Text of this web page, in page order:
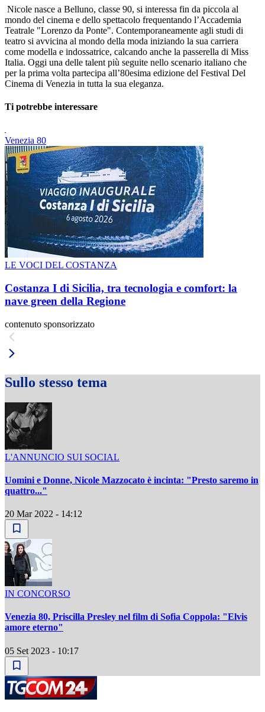
Nicole nasce a Belluno, classe 90, si interessa fin da piccola al
mondo del cinema e dello spettacolo frequentando l’Accademia
Teatrale "Lorenzo da Ponte". Contemporaneamente agli studi di
teatro si avvicina al mondo della moda iniziando la sua carriera
come modella e indossatrice, calcando anche la passerella di Miss
Italia. Oggi una delle talent più seguite nello scenario italiano che
per la prima volta partecipa all’80esima edizione del Festival Del
Cinema di Venezia in tutta la sua eleganza.
Ti potrebbe interessare
Venezia 80
LE VOCI DEL COSTANZA
Costanza I di Sicilia, tra tecnologia e comfort: la
nave green della Regione
contenuto sponsorizzato
Sullo stesso tema
L'ANNUNCIO SUI SOCIAL
Uomini e Donne, Nicole Mazzocato è incinta: "Presto saremo in
quattro..."
20 Mar 2022 - 14:12
IN CONCORSO
Venezia 80, Priscilla Presley nel film di Sofia Coppola: "Elvis
amore eterno"
05 Set 2023 - 10:17